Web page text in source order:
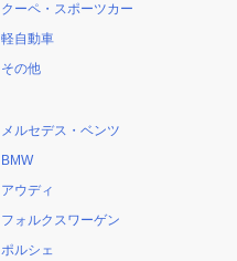
クーペ・スポーツカー
軽自動車
その他
メルセデス・ベンツ
BMW
アウディ
フォルクスワーゲン
ポルシェ